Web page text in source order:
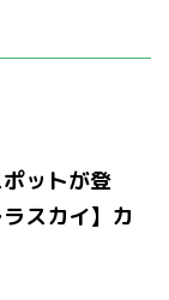
ットが登
スカイ】カ